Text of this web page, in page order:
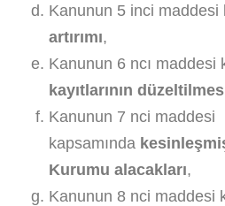
Kanunun 5 inci maddesi
artırımı,
Kanunun 6 ncı maddesi
kayıtlarının
Kanunun 7 nci maddesi
kapsamında
Kurumu alacakları,
Kanunun 8 nci maddesi